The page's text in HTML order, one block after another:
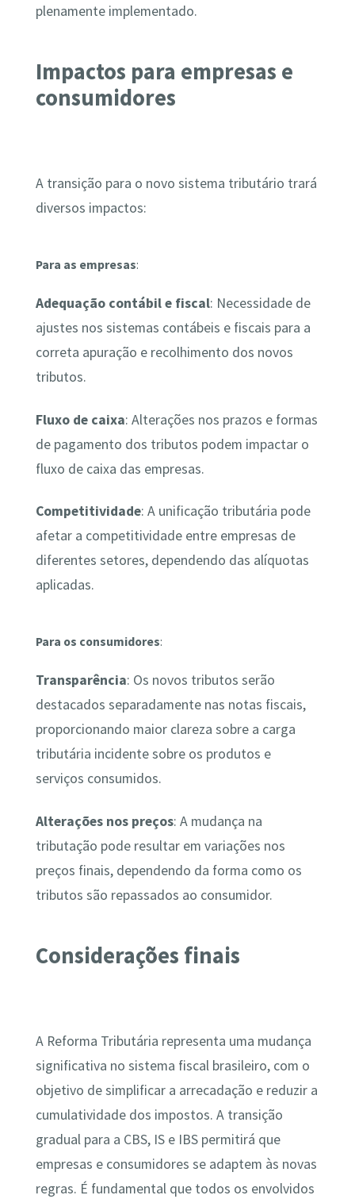
plenamente implementado.
Impactos para empresas e
consumidores
A transição para o novo sistema tributário trará
diversos impactos:
Para as empresas:
Adequação contábil e fiscal: Necessidade de
ajustes nos sistemas contábeis e fiscais para a
correta apuração e recolhimento dos novos
tributos.
Fluxo de caixa: Alterações nos prazos e formas
de pagamento dos tributos podem impactar o
fluxo de caixa das empresas.
Competitividade: A unificação tributária pode
afetar a competitividade entre empresas de
diferentes setores, dependendo das alíquotas
aplicadas.
Para os consumidores:
Transparência: Os novos tributos serão
destacados separadamente nas notas fiscais,
proporcionando maior clareza sobre a carga
tributária incidente sobre os produtos e
serviços consumidos.
Alterações nos preços: A mudança na
tributação pode resultar em variações nos
preços finais, dependendo da forma como os
tributos são repassados ao consumidor.
Considerações finais
A Reforma Tributária representa uma mudança
significativa no sistema fiscal brasileiro, com o
objetivo de simplificar a arrecadação e reduzir a
cumulatividade dos impostos. A transição
gradual para a CBS, IS e IBS permitirá que
empresas e consumidores se adaptem às novas
regras. É fundamental que todos os envolvidos